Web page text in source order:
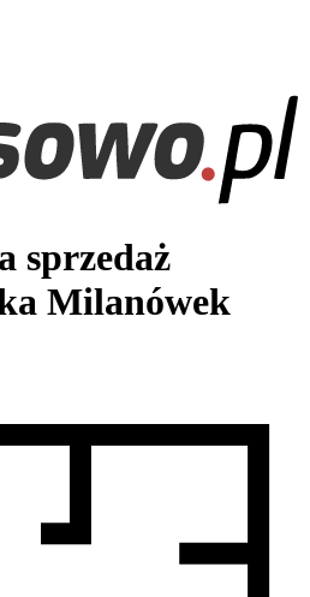
sprzedaż
Milanówek